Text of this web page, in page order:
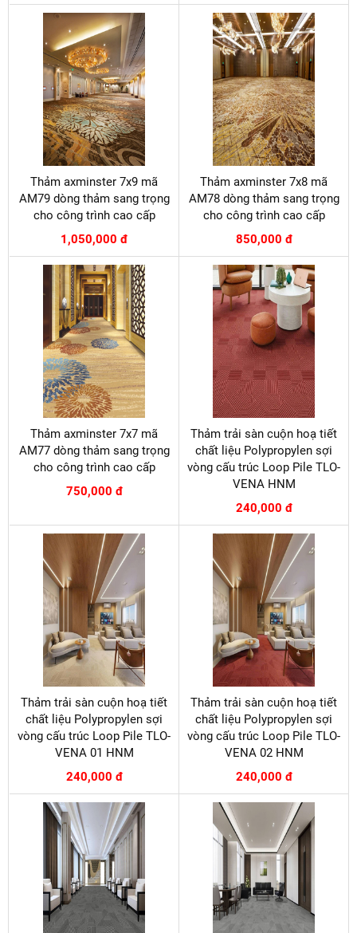
Thảm axminster 7x9 mã
AM79 dòng thảm sang trọng
cho công trình cao cấp
1,050,000 đ
Thảm axminster 7x8 mã
AM78 dòng thảm sang trọng
cho công trình cao cấp
850,000 đ
Thảm axminster 7x7 mã
AM77 dòng thảm sang trọng
cho công trình cao cấp
750,000 đ
Thảm trải sàn cuộn hoạ tiết
chất liệu Polypropylen sợi
vòng cấu trúc Loop Pile TLO-
VENA HNM
240,000 đ
Thảm trải sàn cuộn hoạ tiết
chất liệu Polypropylen sợi
vòng cấu trúc Loop Pile TLO-
VENA 01 HNM
240,000 đ
Thảm trải sàn cuộn hoạ tiết
chất liệu Polypropylen sợi
vòng cấu trúc Loop Pile TLO-
VENA 02 HNM
240,000 đ